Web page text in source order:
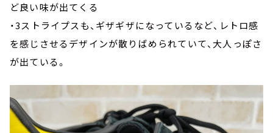
ど良い味が出てくる
・3ストライプスも、ギザギザになっているなど、レトロ感
を感じさせるデザインが散りばめられていて、大人っぽさ
が出ている。